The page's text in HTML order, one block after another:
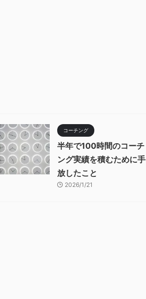
コーチング
半年で100時間のコーチ
ング実績を積むために手
放したこと
2026/1/21